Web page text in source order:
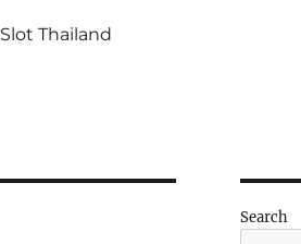
Slot Thailand
Search